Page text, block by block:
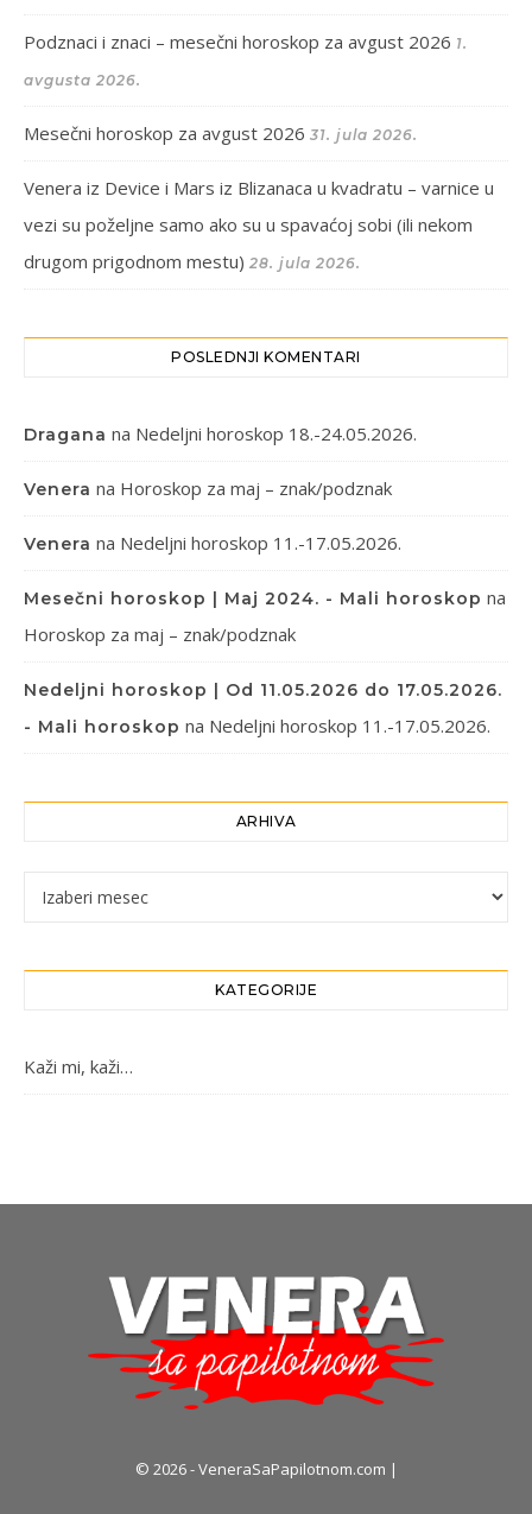
Podznaci i znaci – mesečni horoskop za avgust 2026 1.
avgusta 2026.
Mesečni horoskop za avgust 2026 31. jula 2026.
Venera iz Device i Mars iz Blizanaca u kvadratu – varnice u
vezi su poželjne samo ako su u spavaćoj sobi (ili nekom
drugom prigodnom mestu) 28. jula 2026.
POSLEDNJI KOMENTARI
Dragana na Nedeljni horoskop 18.-24.05.2026.
Venera na Horoskop za maj – znak/podznak
Venera na Nedeljni horoskop 11.-17.05.2026.
Mesečni horoskop | Maj 2024. - Mali horoskop na
Horoskop za maj – znak/podznak
Nedeljni horoskop | Od 11.05.2026 do 17.05.2026.
- Mali horoskop na Nedeljni horoskop 11.-17.05.2026.
ARHIVA
KATEGORIJE
Kaži mi, kaži…
© 2026 - VeneraSaPapilotnom.com |